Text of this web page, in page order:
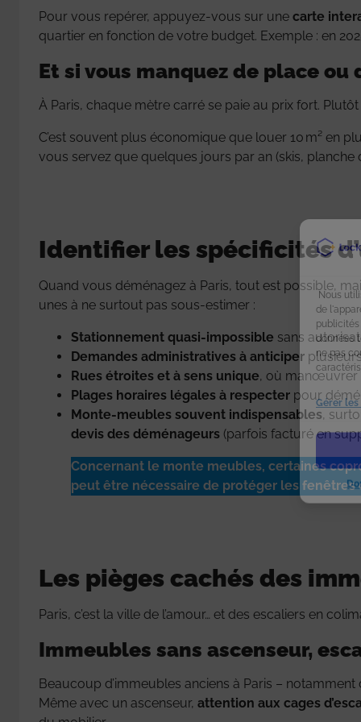
Nous
de
publicités
données
ne pas
Gérer
Pour vous repérer, appuyez-vous sur une carte
quartier en fonction de votre budget. Exemple : en
Et si vous manquez de place ou
À Paris, chaque mètre carré se paie au prix fort.
C’est souvent plus économique que louer 10 m² en
vous servez que quelques jours par an (skis,
Identifier les spécificités
Quand vous déménagez à Paris, tout est possible,
unes à ne surtout pas sous-estimer :
Stationnement quasi-impossible sans
Demandes administratives à anticiper
Rues étroites et à sens unique, où manœuvrer
Plages horaires légales à respecter pour
Monte-meubles souvent indispensables,
devis des déménageurs (parfois facturé en
Concernant le monte meubles, certaines
peut être nécessaire de protéger les
Les pièges cachés des
Paris, c’est la ville de l’amour… et des escaliers en
Immeubles sans ascenseur,
Beaucoup d’immeubles anciens à Paris –
Même avec un ascenseur, attention aux cages